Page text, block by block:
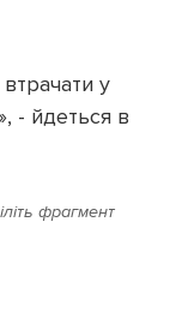
у
- йдеться в
фрагмент